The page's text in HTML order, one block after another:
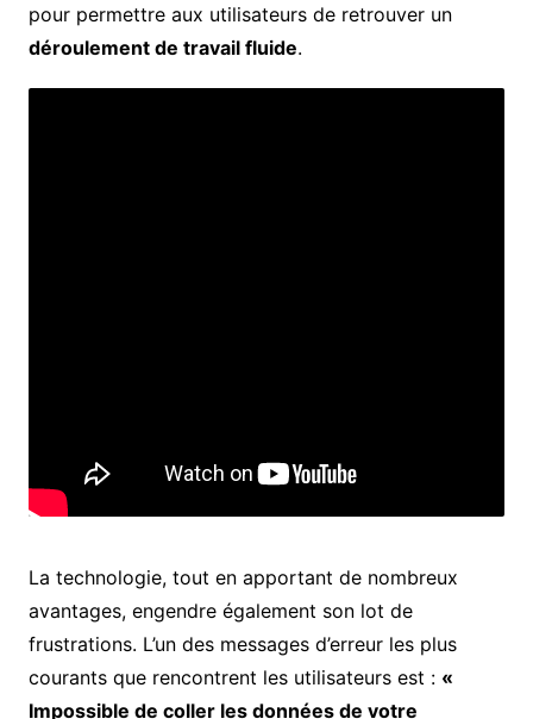
pour permettre aux utilisateurs de retrouver un
déroulement de travail fluide.
La technologie, tout en apportant de nombreux
avantages, engendre également son lot de
frustrations. L’un des messages d’erreur les plus
courants que rencontrent les utilisateurs est : «
Impossible de coller les données de votre